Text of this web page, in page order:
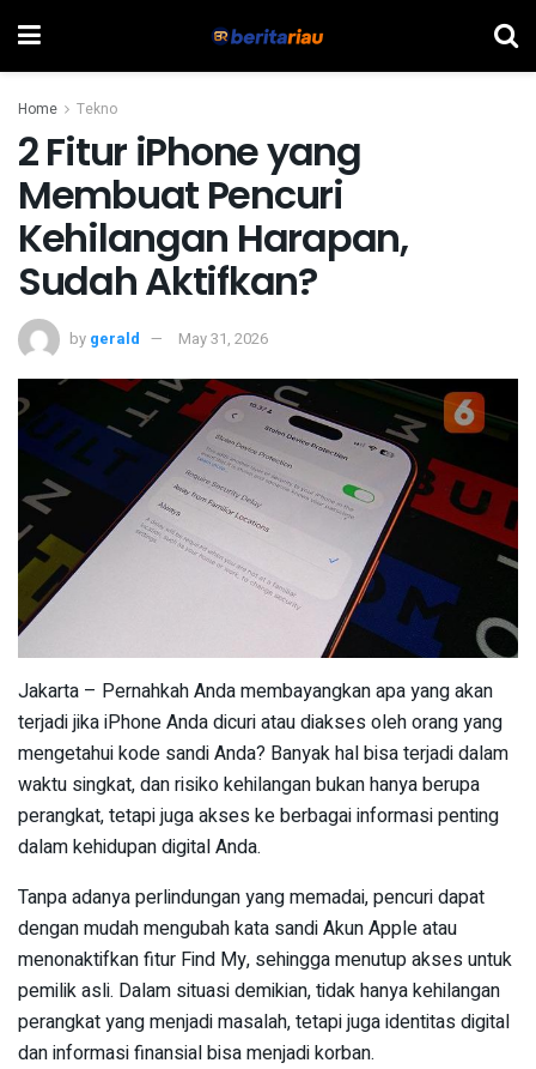
Home Tekno
2 Fitur iPhone yang
Membuat Pencuri
Kehilangan Harapan,
Sudah Aktifkan?
by gerald May 31, 2026
Jakarta – Pernahkah Anda membayangkan apa yang akan
terjadi jika iPhone Anda dicuri atau diakses oleh orang yang
mengetahui kode sandi Anda? Banyak hal bisa terjadi dalam
waktu singkat, dan risiko kehilangan bukan hanya berupa
perangkat, tetapi juga akses ke berbagai informasi penting
dalam kehidupan digital Anda.
Tanpa adanya perlindungan yang memadai, pencuri dapat
dengan mudah mengubah kata sandi Akun Apple atau
menonaktifkan fitur Find My, sehingga menutup akses untuk
pemilik asli. Dalam situasi demikian, tidak hanya kehilangan
perangkat yang menjadi masalah, tetapi juga identitas digital
dan informasi finansial bisa menjadi korban.